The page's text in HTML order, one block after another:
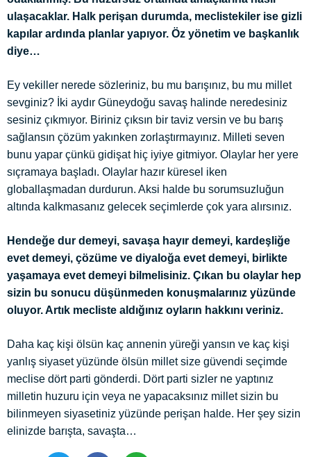
ulaşacaklar. Halk perişan durumda, meclistekiler ise gizli
kapılar ardında planlar yapıyor. Öz yönetim ve başkanlık
diye…
Ey vekiller nerede sözleriniz, bu mu barışınız, bu mu millet
sevginiz? İki aydır Güneydoğu savaş halinde neredesiniz
sesiniz çıkmıyor. Biriniz çıksın bir taviz versin ve bu barış
sağlansın çözüm yakınken zorlaştırmayınız. Milleti seven
bunu yapar çünkü gidişat hiç iyiye gitmiyor. Olaylar her yere
sıçramaya başladı. Olaylar hazır küresel iken
globallaşmadan durdurun. Aksi halde bu sorumsuzluğun
altında kalkmasanız gelecek seçimlerde çok yara alırsınız.
Hendeğe dur demeyi, savaşa hayır demeyi, kardeşliğe
evet demeyi, çözüme ve diyaloğa evet demeyi, birlikte
yaşamaya evet demeyi bilmelisiniz. Çıkan bu olaylar hep
sizin bu sonucu düşünmeden konuşmalarınız yüzünde
oluyor. Artık mecliste aldığınız oyların hakkını veriniz.
Daha kaç kişi ölsün kaç annenin yüreği yansın ve kaç kişi
yanlış siyaset yüzünde ölsün millet size güvendi seçimde
meclise dört parti gönderdi. Dört parti sizler ne yaptınız
milletin huzuru için veya ne yapacaksınız millet sizin bu
bilinmeyen siyasetiniz yüzünde perişan halde. Her şey sizin
elinizde barışta, savaşta…